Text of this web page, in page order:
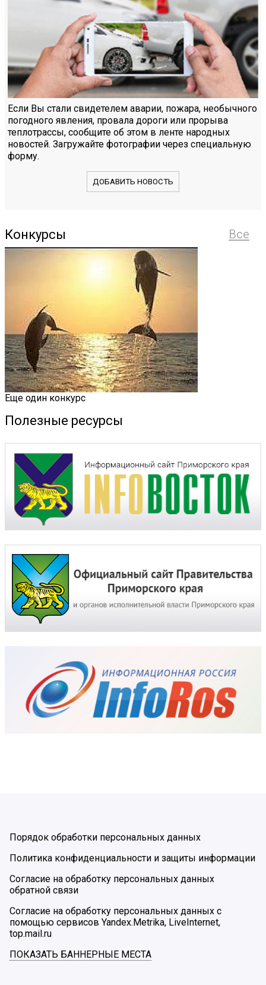
Если Вы стали свидетелем аварии, пожара, необычного
погодного явления, провала дороги или прорыва
теплотрассы, сообщите об этом в ленте народных
новостей. Загружайте фотографии через специальную
форму.
ДОБАВИТЬ НОВОСТЬ
Все
Конкурсы
Еще один конкурс
Полезные ресурсы
Порядок обработки персональных данных
Политика конфиденциальности и защиты информации
Согласие на обработку персональных данных
обратной связи
Согласие на обработку персональных данных с
помощью сервисов Yandex.Metrika, LiveInternet,
top.mail.ru
ПОКАЗАТЬ БАННЕРНЫЕ МЕСТА